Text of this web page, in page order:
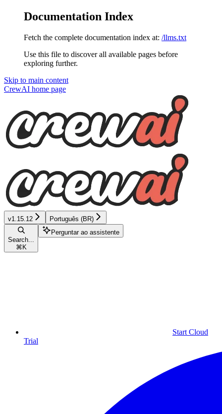
Documentation Index
Fetch the complete documentation index at: /llms.txt
Use this file to discover all available pages before
exploring further.
Skip to main content
CrewAI home page
v1.15.12 Português (BR)
Search...
⌘ K
Perguntar ao assistente
Start Cloud
Trial